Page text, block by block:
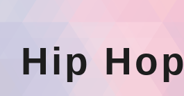
Hip Hop